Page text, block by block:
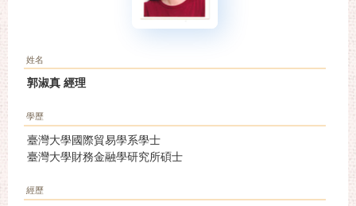
姓名
郭淑真 經理
學歷
臺灣大學國際貿易學系學士
臺灣大學財務金融學研究所碩士
經歷